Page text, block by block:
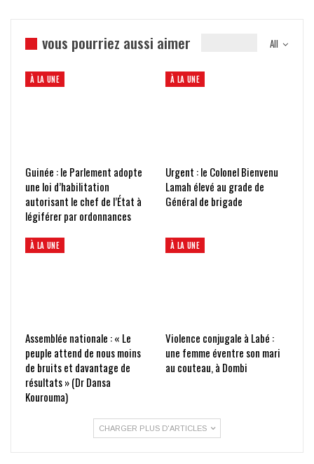
All
vous pourriez aussi aimer
À LA UNE
Guinée : le Parlement adopte
une loi d’habilitation
autorisant le chef de l’État à
légiférer par ordonnances
À LA UNE
Urgent : le Colonel Bienvenu
Lamah élevé au grade de
Général de brigade
À LA UNE
Assemblée nationale : « Le
peuple attend de nous moins
de bruits et davantage de
résultats » (Dr Dansa
Kourouma)
À LA UNE
Violence conjugale à Labé :
une femme éventre son mari
au couteau, à Dombi
CHARGER PLUS D'ARTICLES